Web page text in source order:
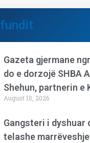
Gazeta gjermane
do e dorzojë SHBA
Shehun, partnerin e
August 10, 2026
Gangsteri i dyshuar
telashe